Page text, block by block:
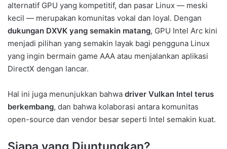
alternatif GPU yang kompetitif, dan pasar Linux — meski
kecil — merupakan komunitas vokal dan loyal. Dengan
dukungan DXVK yang semakin matang, GPU Intel Arc kini
menjadi pilihan yang semakin layak bagi pengguna Linux
yang ingin bermain game AAA atau menjalankan aplikasi
DirectX dengan lancar.
Hal ini juga menunjukkan bahwa driver Vulkan Intel terus
berkembang, dan bahwa kolaborasi antara komunitas
open-source dan vendor besar seperti Intel semakin kuat.